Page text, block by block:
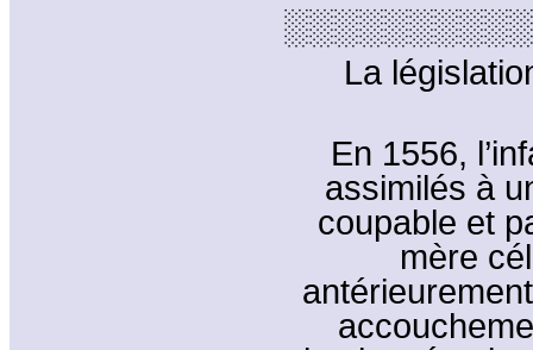
La
En 1556,
assimilés à
coupable et
mère